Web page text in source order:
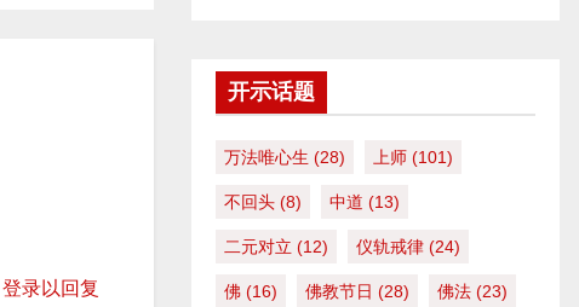
降
登录以回复
开示话题
万法唯心生 (28) 上师 (101)
不回头 (8) 中道 (13)
二元对立 (12) 仪轨戒律 (24)
佛 (16) 佛教节日 (28) 佛法 (23)